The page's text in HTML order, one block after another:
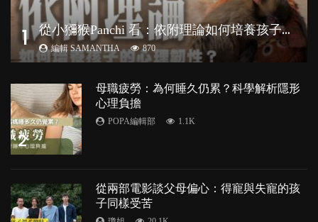
1 從
小獼猴Panchi 看：依附理論如何培養孩子心理韌性？
編輯 SAMANTHA 870
2
母職疲勞：為何睡久仍累？科學解析隱形
心理負擔
POPA編輯部 1.1K
從兩部電影談父母偏心：得寵與失寵的孩
子同樣受苦